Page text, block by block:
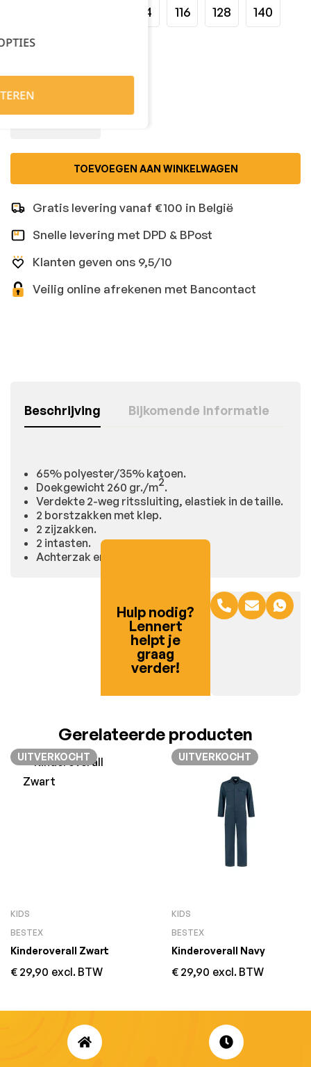
104 116 128 140
152
Kies je aantal:
TOEVOEGEN AAN WINKELWAGEN
Gratis levering vanaf €100 in België
Snelle levering met DPD & BPost
Klanten geven ons 9,5/10
Veilig online afrekenen met Bancontact
Beschrijving Bijkomende informatie
65% polyester/35% katoen.
Doekgewicht 260 gr./m2.
Verdekte 2-weg ritssluiting, elastiek in de taille.
2 borstzakken met klep.
2 zijzakken.
2 intasten.
Achterzak en duimstokzak.
Hulp nodig?
Lennert
helpt je
graag
verder!
Gerelateerde producten
UITVERKOCHT
KIDS
BESTEX
Kinderoverall Zwart
€ 29,90 excl. BTW
UITVERKOCHT
KIDS
BESTEX
Kinderoverall Navy
€ 29,90 excl. BTW